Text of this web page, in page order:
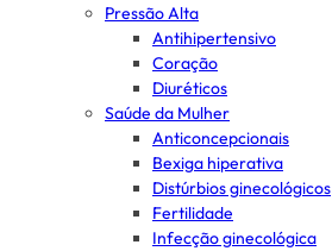
Pressão Alta
Antihipertensivo
Coração
Diuréticos
Saúde da Mulher
Anticoncepcionais
Bexiga hiperativa
Distúrbios ginecológicos
Fertilidade
Infecção ginecológica